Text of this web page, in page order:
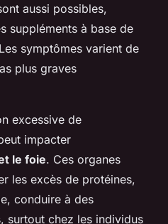
aussi possibles,
suppléments à base de
symptômes varient de
plus graves
excessive de
impacter
le foie. Ces organes
les excès de protéines,
conduire à des
surtout chez les individus